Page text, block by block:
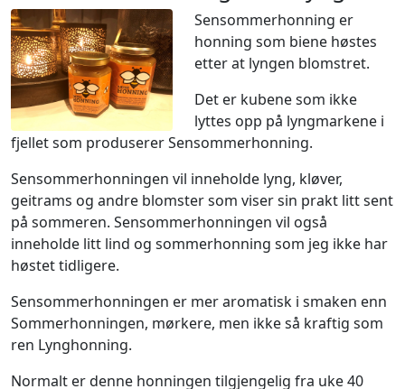
Sensommerhonning er
honning som biene høstes
etter at lyngen blomstret.
Det er kubene som ikke
lyttes opp på lyngmarkene i
fjellet som produserer Sensommerhonning.
Sensommerhonningen vil inneholde lyng, kløver,
geitrams og andre blomster som viser sin prakt litt sent
på sommeren. Sensommerhonningen vil også
inneholde litt lind og sommerhonning som jeg ikke har
høstet tidligere.
Sensommerhonningen er mer aromatisk i smaken enn
Sommerhonningen, mørkere, men ikke så kraftig som
ren Lynghonning.
Normalt er denne honningen tilgjengelig fra uke 40